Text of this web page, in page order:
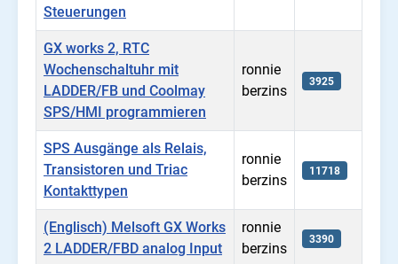
Steuerungen
GX works 2, RTC
Wochenschaltuhr mit
LADDER/FB und Coolmay
SPS/HMI programmieren
ronnie
berzins
3925
SPS Ausgänge als Relais,
Transistoren und Triac
Kontakttypen
ronnie
berzins
11718
(Englisch) Melsoft GX Works
2 LADDER/FBD analog Input
ronnie
berzins
3390